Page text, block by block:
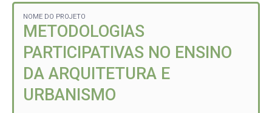
NOME DO PROJETO
METODOLOGIAS
PARTICIPATIVAS NO ENSINO
DA ARQUITETURA E
URBANISMO